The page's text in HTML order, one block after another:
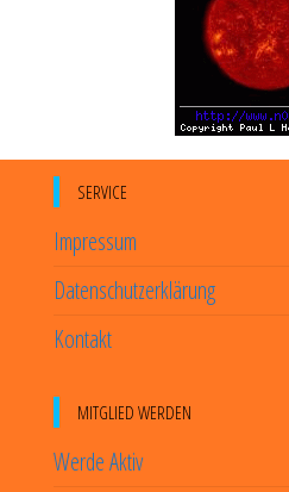
SERVICE
Impressum
Datenschutzerklärung
Kontakt
MITGLIED WERDEN
Werde Aktiv